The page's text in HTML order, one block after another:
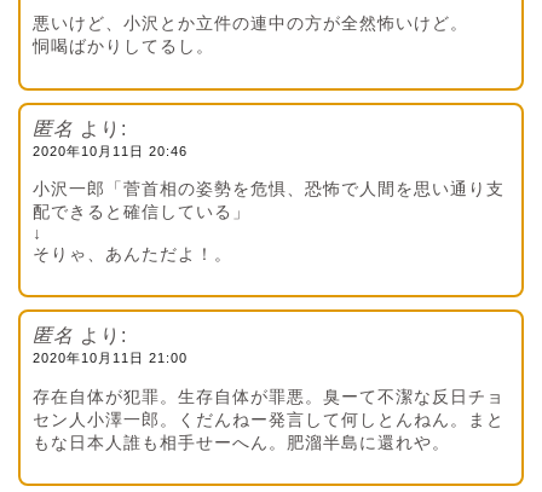
悪いけど、小沢とか立件の連中の方が全然怖いけど。
恫喝ばかりしてるし。
匿名 より:
2020年10月11日 20:46
小沢一郎「菅首相の姿勢を危惧、恐怖で人間を思い通り支
配できると確信している」
↓
そりゃ、あんただよ！。
匿名 より:
2020年10月11日 21:00
存在自体が犯罪。生存自体が罪悪。臭ーて不潔な反日チョ
セン人小澤一郎。くだんねー発言して何しとんねん。まと
もな日本人誰も相手せーへん。肥溜半島に還れや。